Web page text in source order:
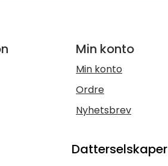
Min konto
Min konto
Ordre
Nyhetsbrev
Datterselskaper